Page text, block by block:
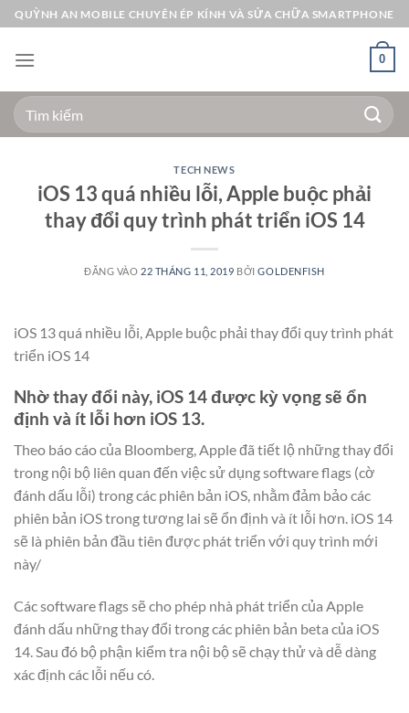
Bỏ
qua
nội
QUỲNH AN MOBILE CHUYÊN ÉP KÍNH VÀ SỬA CHỮA SMARTPHONE
0
Tìm
kiếm:
TECH NEWS
iOS 13 quá nhiều lỗi, Apple buộc phải
thay đổi quy trình phát triển iOS 14
ĐĂNG VÀO 22 THÁNG 11, 2019 BỞIGOLDENFISH
iOS 13 quá nhiều lỗi, Apple buộc phải thay đổi quy trình phát
triển iOS 14
Nhờ thay đổi này, iOS 14 được kỳ vọng sẽ ổn
định và ít lỗi hơn iOS 13.
Theo báo cáo của Bloomberg, Apple đã tiết lộ những thay đổi
trong nội bộ liên quan đến việc sử dụng software flags (cờ
đánh dấu lỗi) trong các phiên bản iOS, nhằm đảm bảo các
phiên bản iOS trong tương lai sẽ ổn định và ít lỗi hơn. iOS 14
sẽ là phiên bản đầu tiên được phát triển với quy trình mới
này/
Các software flags sẽ cho phép nhà phát triển của Apple
đánh dấu những thay đổi trong các phiên bản beta của iOS
14. Sau đó bộ phận kiểm tra nội bộ sẽ chạy thử và dễ dàng
xác định các lỗi nếu có.